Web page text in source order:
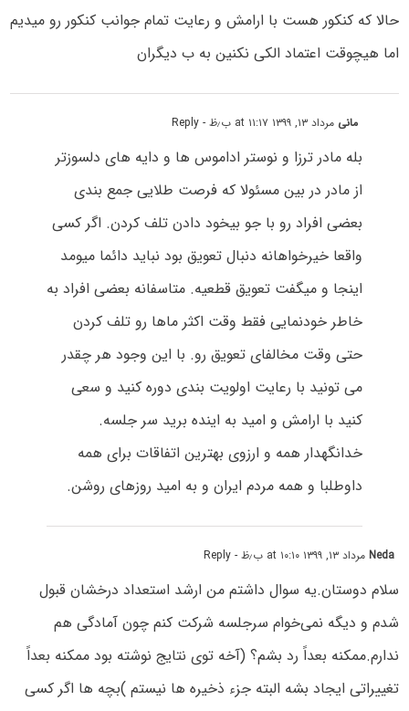
حالا که کنکور هست با ارامش و رعایت تمام جوانب کنکور رو میدیم
اما هیچوقت اعتماد الکی نکنین به ب دیگران
مانی مرداد ۱۳, ۱۳۹۹ at ۱۱:۱۷ ب٫ظ - Reply
بله مادر ترزا و نوستر اداموس ها و دایه های دلسوزتر
از مادر در بین مسئولا که فرصت طلایی جمع بندی
بعضی افراد رو با جو بیخود دادن تلف کردن. اگر کسی
واقعا خیرخواهانه دنبال تعویق بود نباید دائما میومد
اینجا و میگفت تعویق قطعیه. متاسفانه بعضی افراد به
خاطر خودنمایی فقط وقت اکثر ماها رو تلف کردن
حتی وقت مخالفای تعویق رو. با این وجود هر چقدر
می تونید با رعایت اولویت بندی دوره کنید و سعی
کنید با ارامش و امید به اینده برید سر جلسه.
خدانگهدار همه و ارزوی بهترین اتفاقات برای همه
داوطلبا و همه مردم ایران و به امید روزهای روشن.
Nedaمرداد ۱۳, ۱۳۹۹ at ۱۰:۱۰ ب٫ظ - Reply
سلام دوستان.یه سوال داشتم من ارشد استعداد درخشان قبول
شدم و دیگه نمی‌خوام سرجلسه شرکت کنم چون آمادگی هم
ندارم.ممکنه بعداً رد بشم؟ (آخه توی نتایج نوشته بود ممکنه بعداً
تغییراتی ایجاد بشه البته جزء ذخیره ها نیستم )بچه ها اگر کسی